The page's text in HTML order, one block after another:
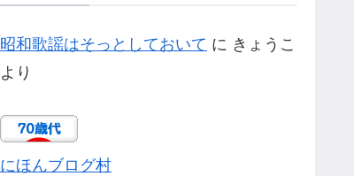
昭和歌謡はそっとしておいて に きょうこ
より
にほんブログ村